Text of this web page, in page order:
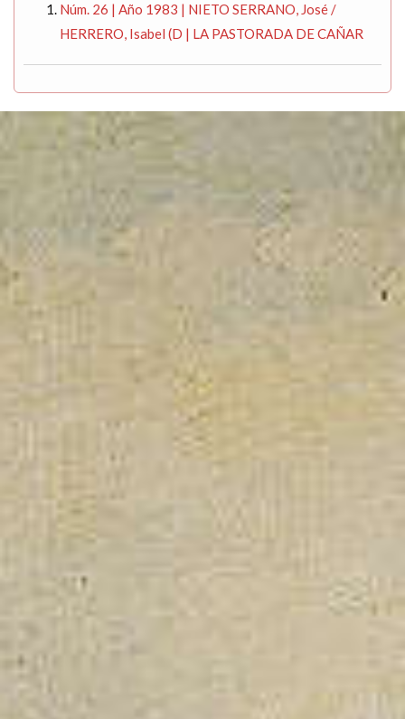
Núm. 26 | Año 1983 | NIETO SERRANO, José /
HERRERO, Isabel (D | LA PASTORADA DE CAÑAR